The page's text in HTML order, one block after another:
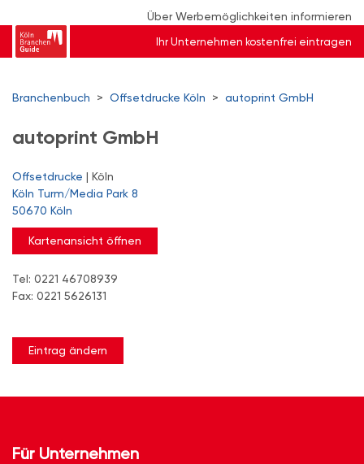
Über Werbemöglichkeiten informieren
Ihr Unternehmen kostenfrei eintragen
Branchenbuch > Offsetdrucke Köln > autoprint GmbH
autoprint GmbH
Offsetdrucke | Köln
Köln Turm/Media Park 8
50670 Köln
Kartenansicht öffnen
Tel: 0221 46708939
Fax: 0221 5626131
Eintrag ändern
Für Unternehmen